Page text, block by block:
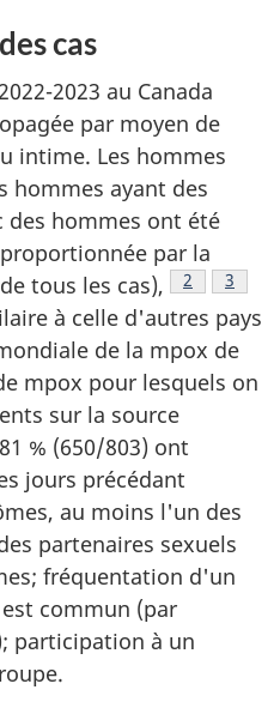
cas
2023 au Canada
par moyen de
intime. Les hommes
hommes ayant des
des hommes ont été
par la
tous les cas),
Note de
2 Note
3
à celle d'autres pays
de la mpox de
mpox pour lesquels on
sur la source
% (650/803) ont
jours précédant
au moins l'un des
partenaires sexuels
fréquentation d'un
commun (par
participation à un